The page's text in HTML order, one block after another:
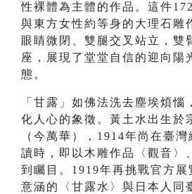
性裸體為主體的作品。這件
與東方女性約等身的大理石雕
眼睛微閉、雙腿交叉站立，雙
座，展現了堂堂自信的迎向陽
態。
「甘露」如佛法洗去塵埃煩惱
化人心的象徵。黃土水出生於
（今萬華），1914年尚在臺
讀時，即以木雕作品〈觀音〉
到矚目。1919年再挑戰官方展
意涵的〈甘露水〉與日本人同